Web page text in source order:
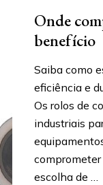
Onde
benefício
Saiba como
eficiência e
Os rolos de
industriais
escolha de …